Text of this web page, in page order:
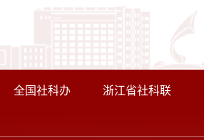
全国社科办 浙江省社科联